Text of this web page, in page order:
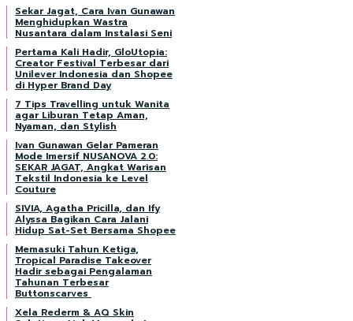
Sekar Jagat, Cara Ivan Gunawan
Menghidupkan Wastra
Nusantara dalam Instalasi Seni
Pertama Kali Hadir, GloUtopia:
Creator Festival Terbesar dari
Unilever Indonesia dan Shopee
di Hyper Brand Day
7 Tips Travelling untuk Wanita
agar Liburan Tetap Aman,
Nyaman, dan Stylish
Ivan Gunawan Gelar Pameran
Mode Imersif NUSANOVA 2.0:
SEKAR JAGAT, Angkat Warisan
Tekstil Indonesia ke Level
Couture
SIVIA, Agatha Pricilla, dan Ify
Alyssa Bagikan Cara Jalani
Hidup Sat-Set Bersama Shopee
Memasuki Tahun Ketiga,
Tropical Paradise Takeover
Hadir sebagai Pengalaman
Tahunan Terbesar
Buttonscarves
Xela Rederm & AQ Skin